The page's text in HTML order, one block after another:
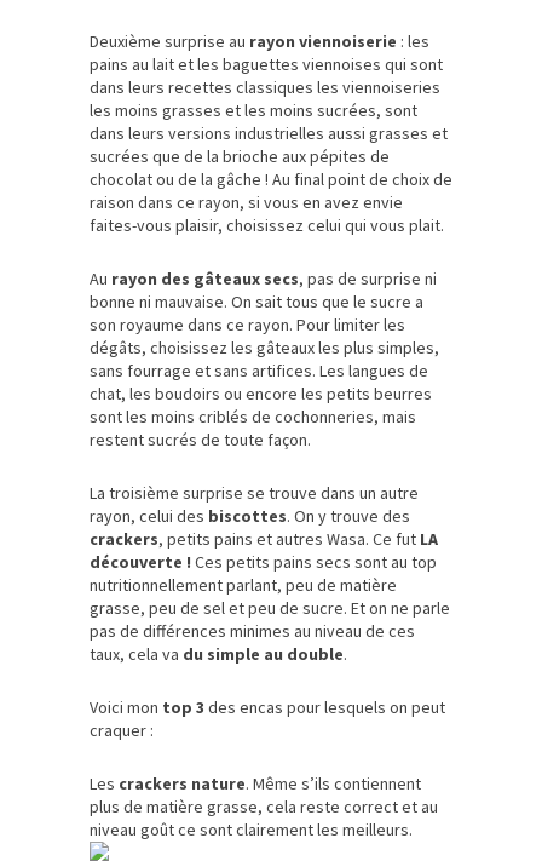
Deuxième surprise au rayon viennoiserie : les
pains au lait et les baguettes viennoises qui sont
dans leurs recettes classiques les viennoiseries
les moins grasses et les moins sucrées, sont
dans leurs versions industrielles aussi grasses et
sucrées que de la brioche aux pépites de
chocolat ou de la gâche ! Au final point de choix de
raison dans ce rayon, si vous en avez envie
faites-vous plaisir, choisissez celui qui vous plait.
Au rayon des gâteaux secs, pas de surprise ni
bonne ni mauvaise. On sait tous que le sucre a
son royaume dans ce rayon. Pour limiter les
dégâts, choisissez les gâteaux les plus simples,
sans fourrage et sans artifices. Les langues de
chat, les boudoirs ou encore les petits beurres
sont les moins criblés de cochonneries, mais
restent sucrés de toute façon.
La troisième surprise se trouve dans un autre
rayon, celui des biscottes. On y trouve des
crackers, petits pains et autres Wasa. Ce fut LA
découverte ! Ces petits pains secs sont au top
nutritionnellement parlant, peu de matière
grasse, peu de sel et peu de sucre. Et on ne parle
pas de différences minimes au niveau de ces
taux, cela va du simple au double.
Voici mon top 3 des encas pour lesquels on peut
craquer :
Les crackers nature. Même s’ils contiennent
plus de matière grasse, cela reste correct et au
niveau goût ce sont clairement les meilleurs.